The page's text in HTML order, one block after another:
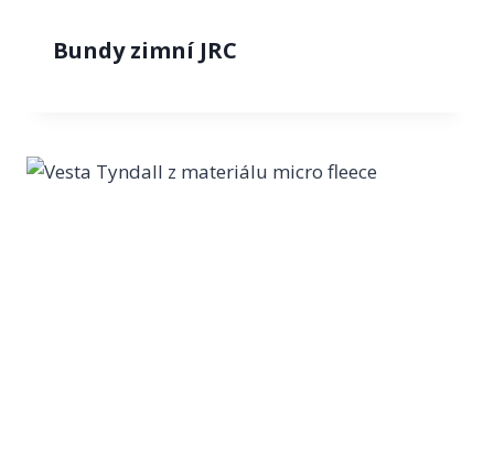
Bundy zimní JRC